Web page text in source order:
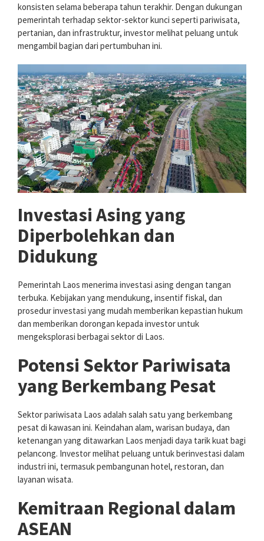
konsisten selama beberapa tahun terakhir. Dengan dukungan
pemerintah terhadap sektor-sektor kunci seperti pariwisata,
pertanian, dan infrastruktur, investor melihat peluang untuk
mengambil bagian dari pertumbuhan ini.
Investasi Asing yang
Diperbolehkan dan
Didukung
Pemerintah Laos menerima investasi asing dengan tangan
terbuka. Kebijakan yang mendukung, insentif fiskal, dan
prosedur investasi yang mudah memberikan kepastian hukum
dan memberikan dorongan kepada investor untuk
mengeksplorasi berbagai sektor di Laos.
Potensi Sektor Pariwisata
yang Berkembang Pesat
Sektor pariwisata Laos adalah salah satu yang berkembang
pesat di kawasan ini. Keindahan alam, warisan budaya, dan
ketenangan yang ditawarkan Laos menjadi daya tarik kuat bagi
pelancong. Investor melihat peluang untuk berinvestasi dalam
industri ini, termasuk pembangunan hotel, restoran, dan
layanan wisata.
Kemitraan Regional dalam
ASEAN